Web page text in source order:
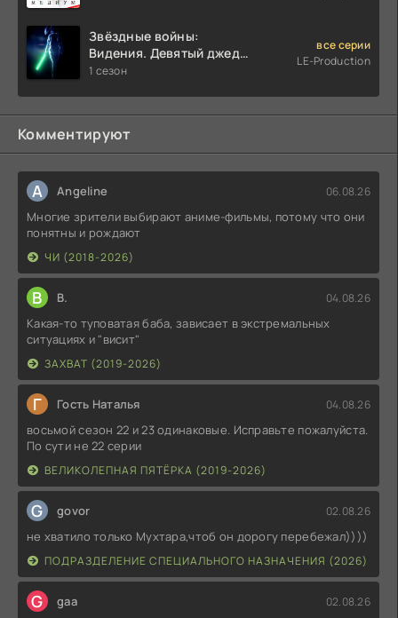
Звёздные войны:
Видения. Девятый джедай
(2026)
1 сезон
все серии
LE-Production
Комментируют
A Angeline 06.08.26
Многие зрители выбирают аниме-фильмы, потому что они
понятны и рождают
ЧИ (2018-2026)
В В. 04.08.26
Какая-то туповатая баба, зависает в экстремальных
ситуациях и "висит"
ЗАХВАТ (2019-2026)
Г Гость Наталья 04.08.26
восьмой сезон 22 и 23 одинаковые. Исправьте пожалуйста.
По сути не 22 серии
ВЕЛИКОЛЕПНАЯ ПЯТЁРКА (2019-2026)
G govor 02.08.26
не хватило только Мухтара,чтоб он дорогу перебежал))))
ПОДРАЗДЕЛЕНИЕ СПЕЦИАЛЬНОГО НАЗНАЧЕНИЯ (2026)
G gaa 02.08.26